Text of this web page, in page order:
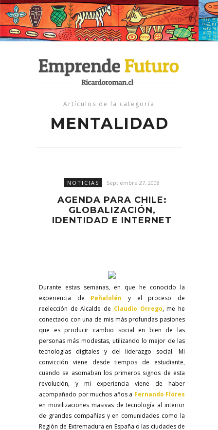
Artículos de la categoría
MENTALIDAD
NOTICIAS Septiembre 27, 2008
AGENDA PARA CHILE:
GLOBALIZACIÓN,
IDENTIDAD E INTERNET
Durante estas semanas, en que he conocido la
experiencia de Peñalolén y el proceso de
reelección de Alcalde de Claudio Orrego, me he
conectado con una de mis más profundas pasiones
que es producir cambio social en bien de las
personas más modestas, utilizando lo mejor de las
tecnologías digitales y del liderazgo social. Mi
convicción viene desde tiempos de estudiante,
cuando se asomaban los primeros signos de esta
revolución, y mi experiencia viene de haber
acompañado por muchos años a Fernando Flores
en movilizaciones masivas de tecnología al interior
de grandes compañías y en comunidades como la
Región de Extremadura en España o las ciudades de